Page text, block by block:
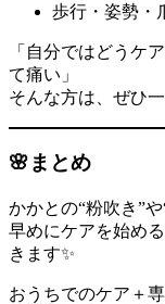
歩行・姿勢・
「自分ではどうケ
て痛い」
そんな方は、ぜひ
🌸まとめ
かかとの“粉吹き”
早めにケアを始め
きます✨
おうちでのケア＋専